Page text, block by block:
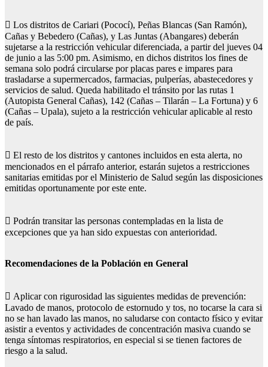
 Los distritos de Cariari (Pococí), Peñas Blancas (San Ramón),
Cañas y Bebedero (Cañas), y Las Juntas (Abangares) deberán
sujetarse a la restricción vehicular diferenciada, a partir del jueves 04
de junio a las 5:00 pm. Asimismo, en dichos distritos los fines de
semana solo podrá circularse por placas pares e impares para
trasladarse a supermercados, farmacias, pulperías, abastecedores y
servicios de salud. Queda habilitado el tránsito por las rutas 1
(Autopista General Cañas), 142 (Cañas – Tilarán – La Fortuna) y 6
(Cañas – Upala), sujeto a la restricción vehicular aplicable al resto
de país.
 El resto de los distritos y cantones incluidos en esta alerta, no
mencionados en el párrafo anterior, estarán sujetos a restricciones
sanitarias emitidas por el Ministerio de Salud según las disposiciones
emitidas oportunamente por este ente.
 Podrán transitar las personas contempladas en la lista de
excepciones que ya han sido expuestas con anterioridad.
Recomendaciones de la Población en General
 Aplicar con rigurosidad las siguientes medidas de prevención:
Lavado de manos, protocolo de estornudo y tos, no tocarse la cara si
no se han lavado las manos, no saludarse con contacto físico y evitar
asistir a eventos y actividades de concentración masiva cuando se
tenga síntomas respiratorios, en especial si se tienen factores de
riesgo a la salud.